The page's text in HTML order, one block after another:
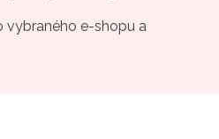
vybraného e-shopu a